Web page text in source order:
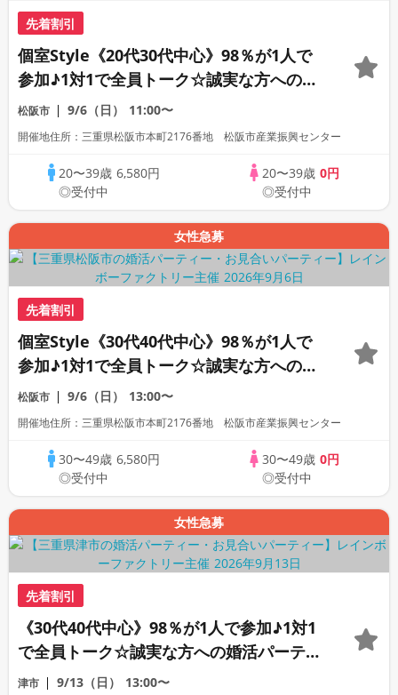
先着割引
個室Style《20代30代中心》98％が1人で
参加♪1対1で全員トーク☆誠実な方への婚
活パーティー
松阪市 9/6（日） 11:00〜
開催地住所：三重県松阪市本町2176番地 松阪市産業振興センター
20〜39歳 6,580円
◎受付中
20〜39歳 0円
◎受付中
女性急募
先着割引
個室Style《30代40代中心》98％が1人で
参加♪1対1で全員トーク☆誠実な方への婚
活パーティー
松阪市 9/6（日） 13:00〜
開催地住所：三重県松阪市本町2176番地 松阪市産業振興センター
30〜49歳 6,580円
◎受付中
30〜49歳 0円
◎受付中
女性急募
先着割引
《30代40代中心》98％が1人で参加♪1対1
で全員トーク☆誠実な方への婚活パーティ
ー
津市 9/13（日） 13:00〜